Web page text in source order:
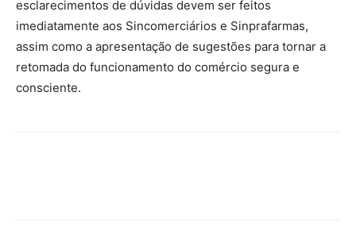
esclarecimentos de dúvidas devem ser feitos
imediatamente aos Sincomerciários e Sinprafarmas,
assim como a apresentação de sugestões para tornar a
retomada do funcionamento do comércio segura e
consciente.